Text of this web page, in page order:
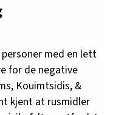
med en lett
for de negative
Kouimtsidis, &
kjent at rusmidler